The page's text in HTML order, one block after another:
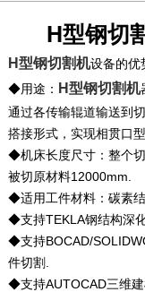
H型钢切
H型钢切割机设备的优
◆用途： H型钢切割机
通过各传输辊道输送到
搭接形式，实现相贯口
◆机床长度尺寸：整个
被切原材料12000mm.
◆适用工件材料：碳素结
◆支持TEKLA钢结构深
◆支持BOCAD/
件切割.
◆支持AUTOCAD三维建